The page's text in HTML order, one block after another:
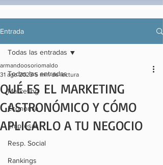
Entrada
Todas las entradas
Marketing
Economía
Empresas
Resp. Social
Rankings
Todas las entradas
QUÉ ES EL MARKETING
GASTRONÓMICO Y CÓMO
APLICARLO A TU NEGOCIO
armandoosoriomaldo
31 ago 2023 5 min de lectura